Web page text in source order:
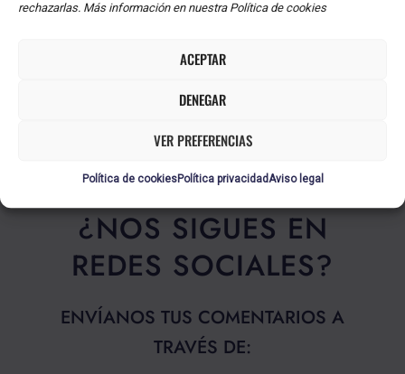
rechazarlas. Más información en nuestra Política de cookies
ACEPTAR
DENEGAR
VER PREFERENCIAS
Política de cookiesPolítica privacidadAviso legal
TE PUEDE INTERESAR
¿NOS SIGUES EN
REDES SOCIALES?
ENVÍANOS TUS COMENTARIOS A
TRAVÉS DE: